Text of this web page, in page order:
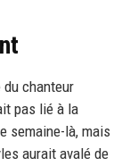
chanteur
pas lié à la
semaine-là, mais
aurait avalé de